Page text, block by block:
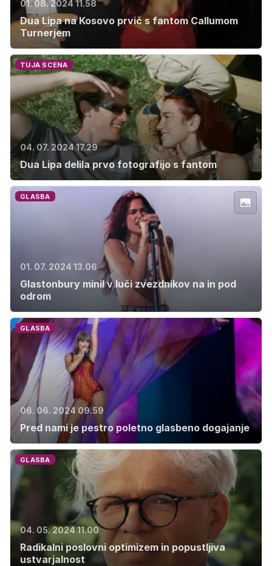
01. 08. 2024 11.58
Dua Lipa na Kosovo prvič s fantom Callumom
Turnerjem
TUJA SCENA
04. 07. 2024 17.29
Dua Lipa delila prvo fotografijo s fantom
GLASBA
01. 07. 2024 13.06
Glastonbury minil v luči zvezdnikov na in pod
odrom
GLASBA
06. 06. 2024 09.59
Pred nami je pestro poletno glasbeno dogajanje
GLASBA
04. 05. 2024 11.00
Radikalni poslovni optimizem in popustljiva
ustvarjalnost